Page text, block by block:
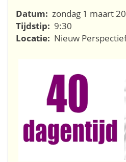
Datum: zondag 1 maart
Tijdstip: 9:30
Locatie: Nieuw